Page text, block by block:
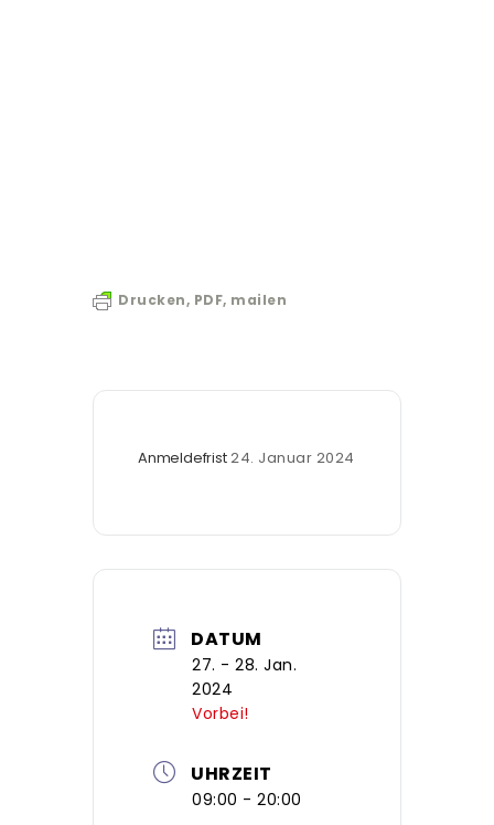
Drucken, PDF, mailen
Anmeldefrist24. Januar 2024
DATUM
27. - 28. Jan.
2024
Vorbei!
UHRZEIT
09:00 - 20:00